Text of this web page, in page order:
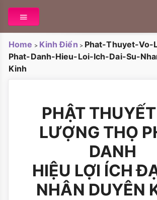
Home > Kinh Điển > Phat-Thuyet-Vo-
Phat-Danh-Hieu-Loi-Ich-Dai-Su-
Kinh
PHẬT
LƯỢNG THỌ
DANH
HIỆU LỢI ÍCH
NHÂN DUYÊN